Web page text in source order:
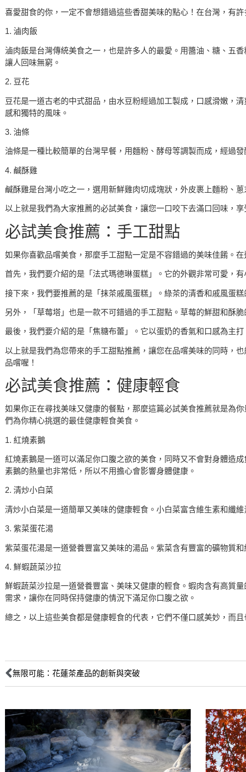
喜愛甜食的你，一定不會想錯過這些香甜美味的點心！在台灣，有
1. 滷肉飯
滷肉飯是台灣傳統美食之一，也是許多人的最愛。用醬油、糖、五
讓人回味無窮。
2. 豆花
豆花是一道古老的中式甜品，由水豆粉經過加工製成，口感滑嫩，
感和獨特的風味。
3. 油條
油條是一種比較簡單的台灣早餐，用麵粉、酵母等調製而成，經過
4. 鹹酥雞
鹹酥雞是台灣小吃之一，選用新鮮雞肉切成塊狀，外皮裹上麵粉、
以上就是我們為大家推薦的必試美食，讓您一口咬下去滿口回味，
必試美食推薦：手工甜點
如果你喜歡品嚐美食，那麼手工甜點一定是不容錯過的美味佳餚。
首先，我們要介紹的是「法式瑪德琳蛋糕」。它的外觀非常可愛，
接下來，我們要推薦的是「抹茶戚風蛋糕」。綠茶的清香和戚風蛋
另外，「草莓塔」也是一款不可錯過的手工甜點。草莓的鮮甜和酥
最後，我們要介紹的是「焦糖布蕾」。它以蛋奶的香氣和口感為主
以上就是我們為您帶來的手工甜點推薦，讓您在品嚐美味的同時，
品嚐喔！
必試美食推薦：健康輕食
如果你正在尋找美味又健康的餐點，那麼這篇必試美食推薦就是為
們為你精心挑選的最佳健康輕食美食。
1. 紅燒素鵝
紅燒素鵝是一道可以滿足你口腹之欲的美食，同時又不會對身體造
素鵝的熱量也非常低，所以不用擔心會影響身體健康。
2. 清炒小白菜
清炒小白菜是一道簡單又美味的健康輕食。小白菜富含維生素和纖
3. 紫菜蛋花湯
紫菜蛋花湯是一道營養豐富又美味的湯品。紫菜含有豐富的礦物質
4. 鮮蝦蔬菜沙拉
鮮蝦蔬菜沙拉是一道營養豐富、美味又健康的輕食。蝦肉含有高質
需求，讓你在同時保持健康的情況下滿足你口腹之欲。
總之，以上這些美食都是健康輕食的代表，它們不僅口感美妙，而
無限可能：花蓮茶產品的創新與突破